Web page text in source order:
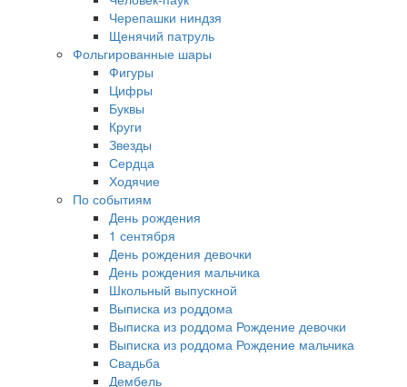
Черепашки ниндзя
Щенячий патруль
Фольгированные шары
Фигуры
Цифры
Буквы
Круги
Звезды
Сердца
Ходячие
По событиям
День рождения
1 сентября
День рождения девочки
День рождения мальчика
Школьный выпускной
Выписка из роддома
Выписка из роддома Рождение девочки
Выписка из роддома Рождение мальчика
Свадьба
Дембель